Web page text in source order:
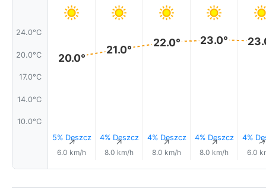
24.0°C
20.0°C
17.0°C
14.0°C
10.0°C
20.0°
5% Deszcz
↑
6.0 km/h
21.0°
4% Deszcz
↑
8.0 km/h
22.0°
4% Deszcz
↑
8.0 km/h
23.0°
4% Deszcz
↑
8.0 km/h
4%
6.0